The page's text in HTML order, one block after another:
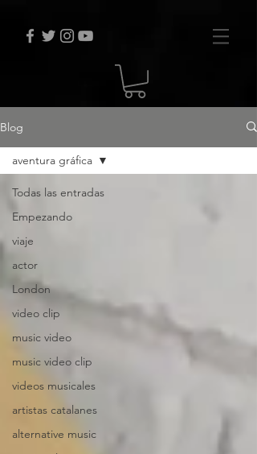
Blog
Todas las entradas
Empezando
viaje
actor
London
video clip
music video
music video clip
videos musicales
artistas catalanes
alternative music
aventura gráfica